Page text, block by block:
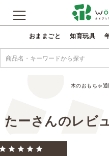
おままごと 知育玩具
木のおもちゃ
たーさんのレビ